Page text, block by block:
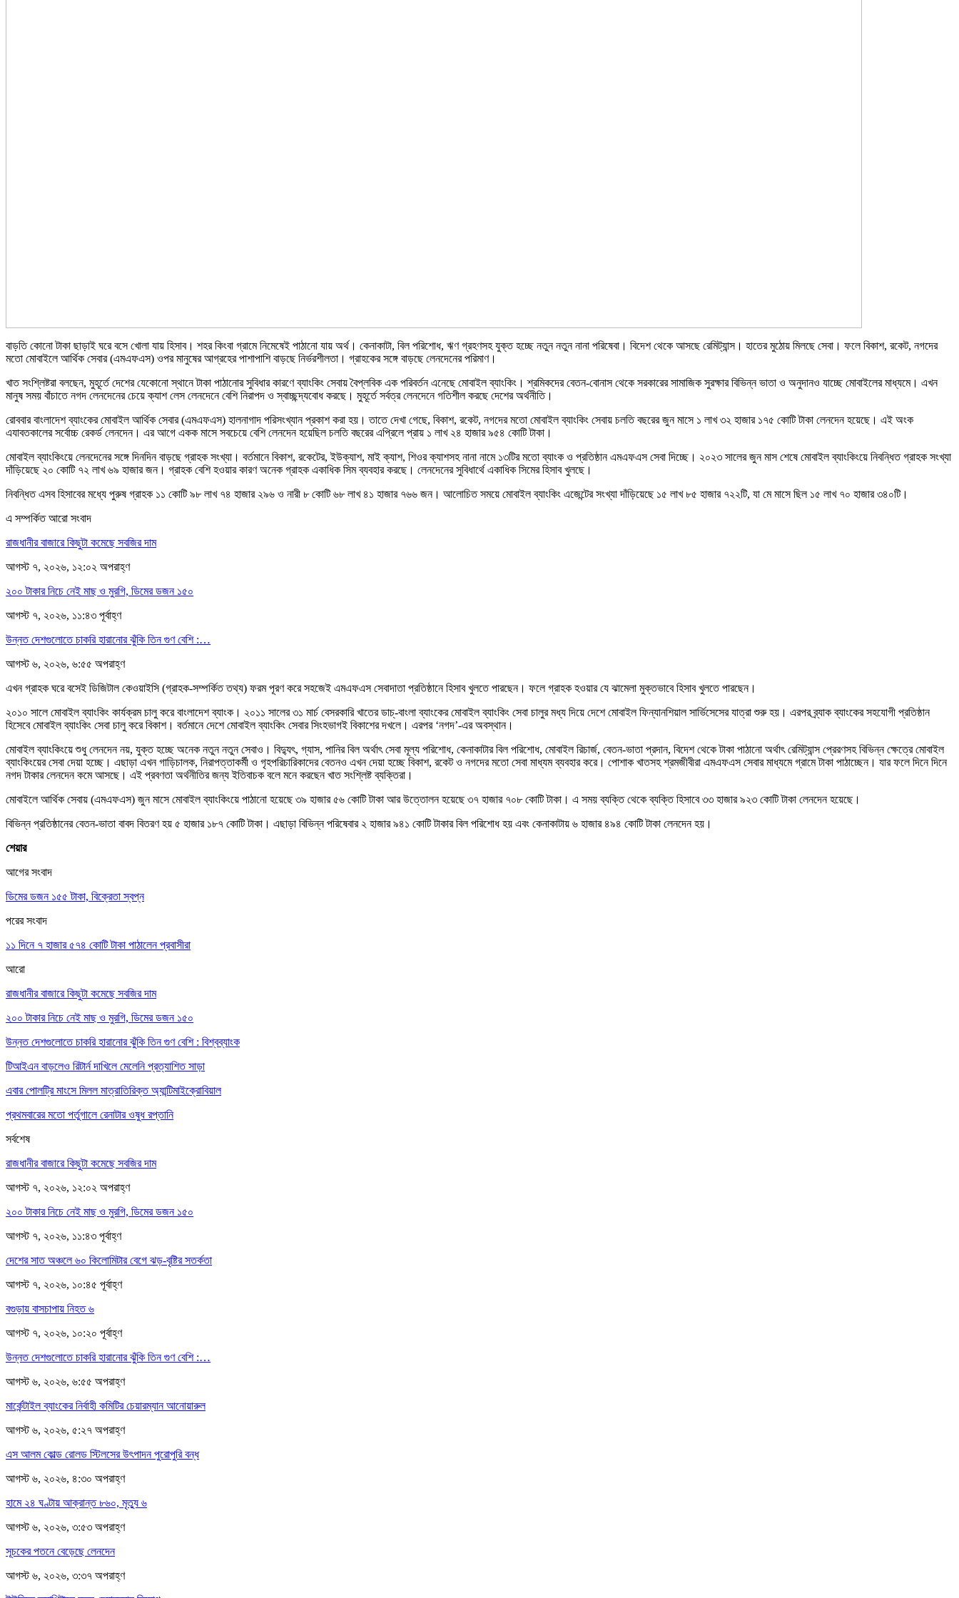
বাড়তি কোনো টাকা ছাড়াই ঘরে বসে খোলা যায় হিসাব। শহর কিংবা গ্রামে নিমেষেই পাঠানো যায় অর্থ। কেনাকাটা, বিল পরিশোধ, ঋণ গ্রহণসহ যুক্ত হচ্ছে নতুন নতুন নানা পরিষেবা। বিদেশ থেকে আসছে রেমিট্যান্স। হাতের মুঠোয় মিলছে সেবা। ফলে বিকাশ, রকেট, নগদের
মতো মোবাইলে আর্থিক সেবার (এমএফএস) ওপর মানুষের আগ্রহের পাশাপাশি বাড়ছে নির্ভরশীলতা। গ্রাহকের সঙ্গে বাড়ছে লেনদেনের পরিমাণ।
খাত সংশ্লিষ্টরা বলছেন, মুহূর্তে দেশের যেকোনো স্থানে টাকা পাঠানোর সুবিধার কারণে ব্যাংকিং সেবায় বৈপ্লবিক এক পরিবর্তন এনেছে মোবাইল ব্যাংকিং। শ্রমিকদের বেতন-বোনাস থেকে সরকারের সামাজিক সুরক্ষার বিভিন্ন ভাতা ও অনুদানও যাচ্ছে মোবাইলের মাধ্যমে। এখন
মানুষ সময় বাঁচাতে নগদ লেনদেনের চেয়ে ক্যাশ লেস লেনদেনে বেশি নিরাপদ ও স্বাচ্ছন্দ্যবোধ করছে। মুহূর্তে সর্বত্র লেনদেনে গতিশীল করছে দেশের অর্থনীতি।
রোববার বাংলাদেশ ব্যাংকের মোবাইল আর্থিক সেবার (এমএফএস) হালনাগাদ পরিসংখ্যান প্রকাশ করা হয়। তাতে দেখা গেছে, বিকাশ, রকেট, নগদের মতো মোবাইল ব্যাংকিং সেবায় চলতি বছরের জুন মাসে ১ লাখ ৩২ হাজার ১৭৫ কোটি টাকা লেনদেন হয়েছে। এই অংক
এযাবতকালের সর্বোচ্চ রেকর্ড লেনদেন। এর আগে একক মাসে সবচেয়ে বেশি লেনদেন হয়েছিল চলতি বছরের এপ্রিলে প্রায় ১ লাখ ২৪ হাজার ৯৫৪ কোটি টাকা।
মোবাইল ব্যাংকিংয়ে লেনদেনের সঙ্গে দিনদিন বাড়ছে গ্রাহক সংখ্যা। বর্তমানে বিকাশ, রকেটের, ইউক্যাশ, মাই ক্যাশ, শিওর ক্যাশসহ নানা নামে ১৩টির মতো ব্যাংক ও প্রতিষ্ঠান এমএফএস সেবা দিচ্ছে। ২০২৩ সালের জুন মাস শেষে মোবাইল ব্যাংকিংয়ে নিবন্ধিত গ্রাহক সংখ্যা
দাঁড়িয়েছে ২০ কোটি ৭২ লাখ ৬৯ হাজার জন। গ্রাহক বেশি হওয়ার কারণ অনেক গ্রাহক একাধিক সিম ব্যবহার করছে। লেনদেনের সুবিধার্থে একাধিক সিমের হিসাব খুলছে।
নিবন্ধিত এসব হিসাবের মধ্যে পুরুষ গ্রাহক ১১ কোটি ৯৮ লাখ ৭৪ হাজার ২৯৬ ও নারী ৮ কোটি ৬৮ লাখ ৪১ হাজার ৭৬৬ জন। আলোচিত সময়ে মোবাইল ব্যাংকিং এজেন্টের সংখ্যা দাঁড়িয়েছে ১৫ লাখ ৮৫ হাজার ৭২২টি, যা মে মাসে ছিল ১৫ লাখ ৭০ হাজার ৩৪০টি।
এ সম্পর্কিত আরো সংবাদ
রাজধানীর বাজারে কিছুটা কমেছে সবজির দাম
আগস্ট ৭, ২০২৬, ১২:০২ অপরাহ্ণ
২০০ টাকার নিচে নেই মাছ ও মুরগি, ডিমের ডজন ১৫০
আগস্ট ৭, ২০২৬, ১১:৪৩ পূর্বাহ্ণ
উন্নত দেশগুলোতে চাকরি হারানোর ঝুঁকি তিন গুণ বেশি :…
আগস্ট ৬, ২০২৬, ৬:৫৫ অপরাহ্ণ
এখন গ্রাহক ঘরে বসেই ডিজিটাল কেওয়াইসি (গ্রাহক-সম্পর্কিত তথ্য) ফরম পূরণ করে সহজেই এমএফএস সেবাদাতা প্রতিষ্ঠানে হিসাব খুলতে পারছেন। ফলে গ্রাহক হওয়ার যে ঝামেলা মুক্তভাবে হিসাব খুলতে পারছেন।
২০১০ সালে মোবাইল ব্যাংকিং কার্যক্রম চালু করে বাংলাদেশ ব্যাংক। ২০১১ সালের ৩১ মার্চ বেসরকারি খাতের ডাচ্-বাংলা ব্যাংকের মোবাইল ব্যাংকিং সেবা চালুর মধ্য দিয়ে দেশে মোবাইল ফিন্যানশিয়াল সার্ভিসেসের যাত্রা শুরু হয়। এরপর ব্র্যাক ব্যাংকের সহযোগী প্রতিষ্ঠান
হিসেবে মোবাইল ব্যাংকিং সেবা চালু করে বিকাশ। বর্তমানে দেশে মোবাইল ব্যাংকিং সেবার সিংহভাগই বিকাশের দখলে। এরপর ‘নগদ’-এর অবস্থান।
মোবাইল ব্যাংকিংয়ে শুধু লেনদেন নয়, যুক্ত হচ্ছে অনেক নতুন নতুন সেবাও। বিদ্যুৎ, গ্যাস, পানির বিল অর্থাৎ সেবা মূল্য পরিশোধ, কেনাকাটার বিল পরিশোধ, মোবাইল রিচার্জ, বেতন-ভাতা প্রদান, বিদেশ থেকে টাকা পাঠানো অর্থাৎ রেমিট্যান্স প্রেরণসহ বিভিন্ন ক্ষেত্রে মোবাইল
ব্যাংকিংয়ের সেবা দেয়া হচ্ছে। এছাড়া এখন গাড়িচালক, নিরাপত্তাকর্মী ও গৃহপরিচারিকাদের বেতনও এখন দেয়া হচ্ছে বিকাশ, রকেট ও নগদের মতো সেবা মাধ্যম ব্যবহার করে। পোশাক খাতসহ শ্রমজীবীরা এমএফএস সেবার মাধ্যমে গ্রামে টাকা পাঠাচ্ছেন। যার ফলে দিনে দিনে
নগদ টাকার লেনদেন কমে আসছে। এই প্রবণতা অর্থনীতির জন্য ইতিবাচক বলে মনে করছেন খাত সংশ্লিষ্ট ব্যক্তিরা।
মোবাইলে আর্থিক সেবায় (এমএফএস) জুন মাসে মোবাইল ব্যাংকিংয়ে পাঠানো হয়েছে ৩৯ হাজার ৫৬ কোটি টাকা আর উত্তোলন হয়েছে ৩৭ হাজার ৭০৮ কোটি টাকা। এ সময় ব্যক্তি থেকে ব্যক্তি হিসাবে ৩৩ হাজার ৯২৩ কোটি টাকা লেনদেন হয়েছে।
বিভিন্ন প্রতিষ্ঠানের বেতন-ভাতা বাবদ বিতরণ হয় ৫ হাজার ১৮৭ কোটি টাকা। এছাড়া বিভিন্ন পরিষেবার ২ হাজার ৯৪১ কোটি টাকার বিল পরিশোধ হয় এবং কেনাকাটায় ৬ হাজার ৪৯৪ কোটি টাকা লেনদেন হয়।
শেয়ার
আগের সংবাদ
ডিমের ডজন ১৫৫ টাকা, বিক্রেতা স্বপ্ন
পরের সংবাদ
১১ দিনে ৭ হাজার ৫৭৪ কোটি টাকা পাঠালেন প্রবাসীরা
আরো
রাজধানীর বাজারে কিছুটা কমেছে সবজির দাম
২০০ টাকার নিচে নেই মাছ ও মুরগি, ডিমের ডজন ১৫০
উন্নত দেশগুলোতে চাকরি হারানোর ঝুঁকি তিন গুণ বেশি : বিশ্বব্যাংক
টিআইএন বাড়লেও রিটার্ন দাখিলে মেলেনি প্রত্যাশিত সাড়া
এবার পোলট্রি মাংসে মিলল মাত্রাতিরিক্ত অ্যান্টিমাইক্রোবিয়াল
প্রথমবারের মতো পর্তুগালে রেনাটার ওষুধ রপ্তানি
সর্বশেষ
রাজধানীর বাজারে কিছুটা কমেছে সবজির দাম
আগস্ট ৭, ২০২৬, ১২:০২ অপরাহ্ণ
২০০ টাকার নিচে নেই মাছ ও মুরগি, ডিমের ডজন ১৫০
আগস্ট ৭, ২০২৬, ১১:৪৩ পূর্বাহ্ণ
দেশের সাত অঞ্চলে ৬০ কিলোমিটার বেগে ঝড়-বৃষ্টির সতর্কতা
আগস্ট ৭, ২০২৬, ১০:৪৫ পূর্বাহ্ণ
বগুড়ায় বাসচাপায় নিহত ৬
আগস্ট ৭, ২০২৬, ১০:২০ পূর্বাহ্ণ
উন্নত দেশগুলোতে চাকরি হারানোর ঝুঁকি তিন গুণ বেশি :…
আগস্ট ৬, ২০২৬, ৬:৫৫ অপরাহ্ণ
মার্কেন্টাইল ব্যাংকের নির্বাহী কমিটির চেয়ারম্যান আনোয়ারুল
আগস্ট ৬, ২০২৬, ৫:২৭ অপরাহ্ণ
এস আলম কোল্ড রোলড স্টিলসের উৎপাদন পুরোপুরি বন্ধ
আগস্ট ৬, ২০২৬, ৪:৩০ অপরাহ্ণ
হামে ২৪ ঘণ্টায় আক্রান্ত ৮৬০, মৃত্যু ৬
আগস্ট ৬, ২০২৬, ৩:৫৩ অপরাহ্ণ
সূচকের পতনে বেড়েছে লেনদেন
আগস্ট ৬, ২০২৬, ৩:৩৭ অপরাহ্ণ